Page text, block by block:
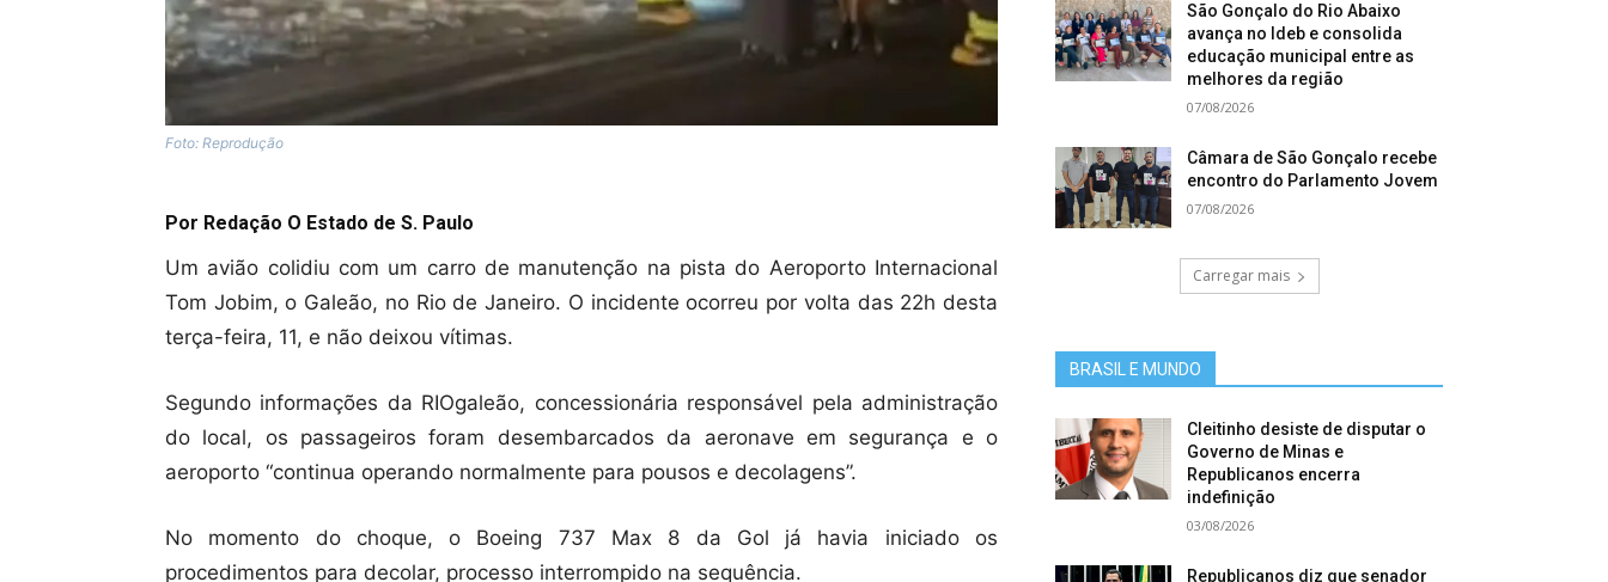
Foto: Reprodução
Por Redação O Estado de S. Paulo
Um avião colidiu com um carro de manutenção na pista do Aeroporto Internacional
Tom Jobim, o Galeão, no Rio de Janeiro. O incidente ocorreu por volta das 22h desta
terça-feira, 11, e não deixou vítimas.
Segundo informações da RIOgaleão, concessionária responsável pela administração
do local, os passageiros foram desembarcados da aeronave em segurança e o
aeroporto “continua operando normalmente para pousos e decolagens”.
No momento do choque, o Boeing 737 Max 8 da Gol já havia iniciado os
procedimentos para decolar, processo interrompido na sequência.
São Gonçalo do Rio Abaixo
avança no Ideb e consolida
educação municipal entre as
melhores da região
07/08/2026
Câmara de São Gonçalo recebe
encontro do Parlamento Jovem
07/08/2026
Carregar mais
BRASIL E MUNDO
Cleitinho desiste de disputar o
Governo de Minas e
Republicanos encerra
indefinição
03/08/2026
Republicanos diz que senador